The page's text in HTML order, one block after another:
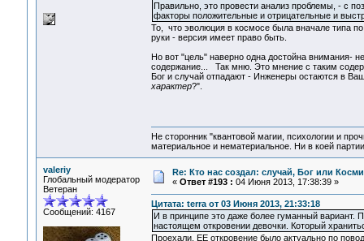
Правильно, это провести анализ проблемы, - с
факторы положительные и отрицательные и
То, что эволюция в космосе была вначале типа
руки - версия имеет право быть.
Но вот "цель" наверно одна достойна внимания-
содержание... Так мню. Это мнение с таким
Бог и случай отпадают - Инженеры остаются в
характер?".
Не сторонник "квантовой магии, психологии и
материальное и нематериальное. Ни в коей
valeriy
Глобальный модератор
Ветеран
Сообщений: 4167
Re: Кто нас создал: случай, Бог или
« Ответ #193 : 04 Июня 2013, 17:38:39 »
Цитата: terra от 03 Июня 2013, 21:33:18
И в принципе это даже более гуманный вариант.
настоящем откровении девочки. Который
Проехали. ЕЕ откровение было актуально по